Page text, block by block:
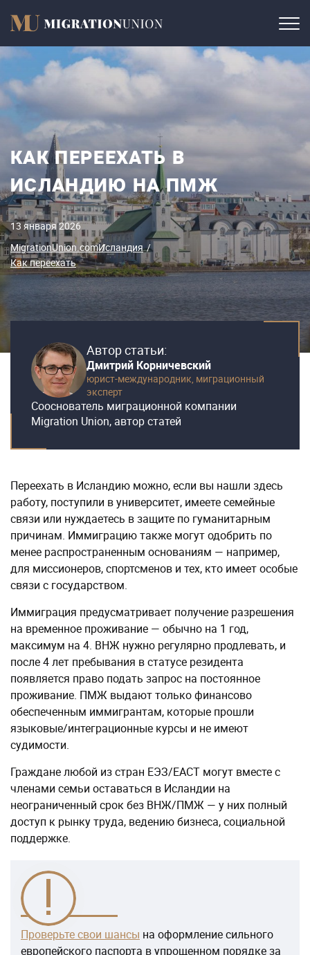
КАК ПЕРЕЕХАТЬ В
ИСЛАНДИЮ НА ПМЖ
13 января 2026
MigrationUnion.comИсландия
Как переехать
Автор статьи:
Дмитрий Корничевский
юрист-международник, миграционный
эксперт
Сооснователь миграционной компании
Migration Union, автор статей
Переехать в Исландию можно, если вы нашли здесь
работу, поступили в университет, имеете семейные
связи или нуждаетесь в защите по гуманитарным
причинам. Иммиграцию также могут одобрить по
менее распространенным основаниям — например,
для миссионеров, спортсменов и тех, кто имеет особые
связи с государством.
Иммиграция предусматривает получение разрешения
на временное проживание — обычно на 1 год,
максимум на 4. ВНЖ нужно регулярно продлевать, и
после 4 лет пребывания в статусе резидента
появляется право подать запрос на постоянное
проживание. ПМЖ выдают только финансово
обеспеченным иммигрантам, которые прошли
языковые/интеграционные курсы и не имеют
судимости.
Граждане любой из стран ЕЭЗ/ЕАСТ могут вместе с
членами семьи оставаться в Исландии на
неограниченный срок без ВНЖ/ПМЖ — у них полный
доступ к рынку труда, ведению бизнеса, социальной
поддержке.
Проверьте свои шансы на оформление сильного
европейского паспорта в упрощенном порядке за